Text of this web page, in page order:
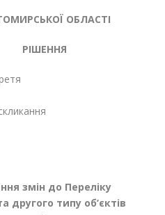
ОБЛАСТІ
РІШЕННЯ
змін до Переліку
другого типу об’єктів